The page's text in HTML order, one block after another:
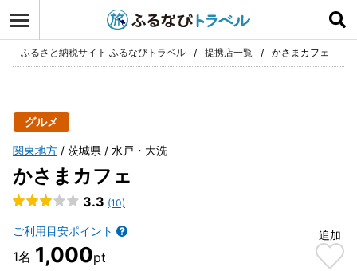
お気に入り
ふるさと納税サイト ふるなびトラベル 提携店一覧 かさまカフェ
グルメ
関東地方 茨城県 水戸・大洗
かさまカフェ
3.3 (10)
ご利用目安ポイント
1,000
追加